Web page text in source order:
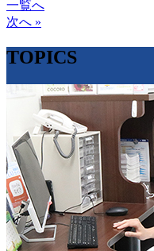
一覧へ
次へ »
TOPICS